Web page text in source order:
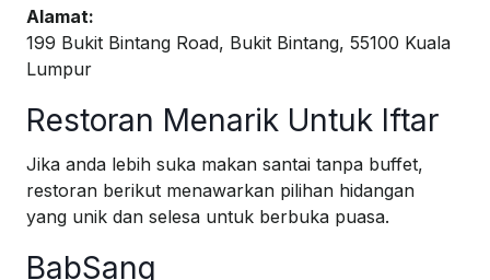
Alamat:
199 Bukit Bintang Road, Bukit Bintang, 55100 Kuala
Lumpur
Restoran Menarik Untuk Iftar
Jika anda lebih suka makan santai tanpa buffet,
restoran berikut menawarkan pilihan hidangan
yang unik dan selesa untuk berbuka puasa.
BabSang